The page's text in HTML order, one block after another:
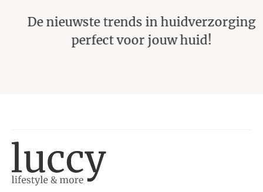
De nieuwste trends in huidverzorging
perfect voor jouw huid!